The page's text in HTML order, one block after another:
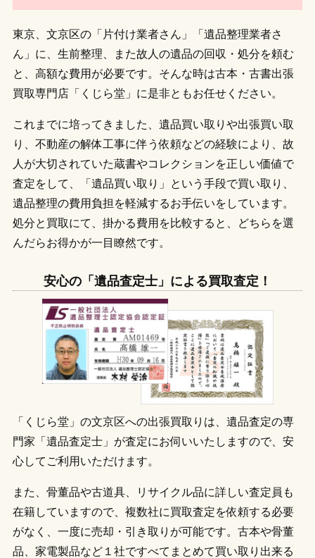
東京、文京区の「片付け業者さん」「遺品整理業者さ
ん」に、生前整理、また故人の遺品の回収・処分を頼む
と、高額な費用が必要です。そんな時は古本・古書出張
買取専門店「くじら堂」に是非ともお任せください。
これまでに培ってきました、遺品買い取りや出張買い取
り、不動産の解体工事に伴う依頼などの経験により、故
人が大切されていた蔵書やコレクションを正しい価値で
査定をして、「遺品買い取り」という手段で買い取り、
遺品整理の費用負担を軽減するお手伝いをしています。
処分と買取にて、掛かる費用を比較すると、どちらを選
んだらお得かが一目瞭然です。
安心の「遺品査定士」による買取査定！
「くじら堂」の文京区への出張買取りは、遺品査定の専
門家「遺品査定士」が査定にお伺いいたしますので、安
心してご利用いただけます。
また、骨董品や古道具、リサイクル品に詳しい査定員も
在籍していますので、複数社に買取査定を依頼する必要
がなく、一度に売却・引き取りが可能です。古本や骨董
品、家電製品など１社ですべてまとめて買い取り出来る